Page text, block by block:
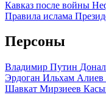
Кавказ после войны
Правила ислама
Персоны
Владимир Путин
Эрдоган Ильхам Алиев
Шавкат Мирзиеев